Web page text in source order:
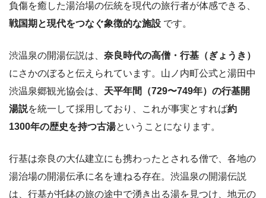
負傷を癒した湯治場の伝統を現代の旅行者が体感できる、
戦国期と現代をつなぐ象徴的な施設 です。
渋温泉の開湯伝説は、 奈良時代の高僧・行基（ぎょうき）
にさかのぼると伝えられています。山ノ内町公式と湯田中
渋温泉郷観光協会は、 天平年間（729〜749年）の行基開
湯説を統一して採用しており、これが事実とすれば約
1300年の歴史を持つ古湯ということになります。
行基は奈良の大仏建立にも携わったとされる僧で、各地の
湯治場の開湯伝承に名を連ねる存在。渋温泉の開湯伝説
は、行基が托鉢の旅の途中で湧き出る湯を見つけ、地元の